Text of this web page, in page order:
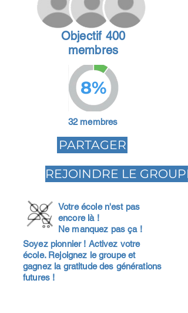
Objectif 400
membres
8%
32 membres
PARTAGER
REJOINDRE LE GROUPE
Votre école n'est pas
encore là !
Ne manquez pas ça !
Soyez pionnier ! Activez votre
école. Rejoignez le groupe et
gagnez la gratitude des générations
futures !